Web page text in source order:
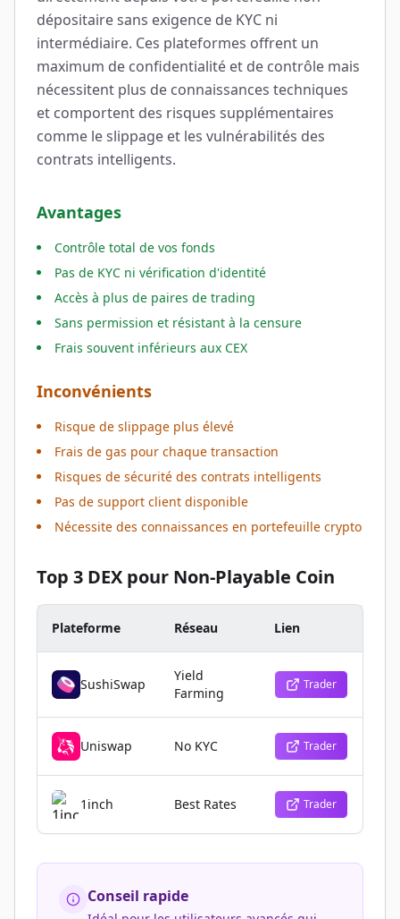
dépositaire sans exigence de KYC ni
intermédiaire. Ces plateformes offrent un
maximum de confidentialité et de contrôle mais
nécessitent plus de connaissances techniques
et comportent des risques supplémentaires
comme le slippage et les vulnérabilités des
contrats intelligents.
Avantages
Contrôle total de vos fonds
Pas de KYC ni vérification d'identité
Accès à plus de paires de trading
Sans permission et résistant à la censure
Frais souvent inférieurs aux CEX
Inconvénients
Risque de slippage plus élevé
Frais de gas pour chaque transaction
Risques de sécurité des contrats intelligents
Pas de support client disponible
Nécessite des connaissances en portefeuille crypto
Top 3 DEX pour Non-Playable Coin
Plateforme Réseau Lien
SushiSwap
Yield
Farming
Trader
Uniswap No KYC Trader
1inch Best Rates Trader
Conseil rapide